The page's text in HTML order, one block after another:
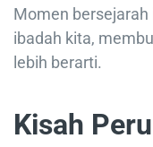
Momen
ibadah kita,
lebih berarti.
Kisah